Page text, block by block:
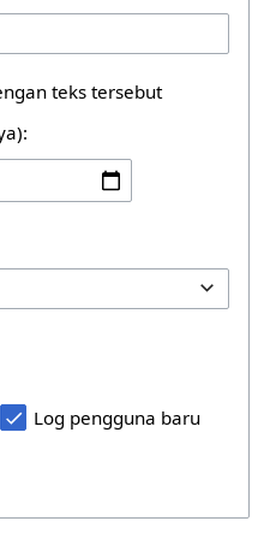
teks tersebut
Log pengguna baru